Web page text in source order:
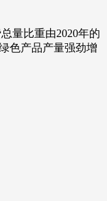
量比重由2020年的
色产品产量强劲增